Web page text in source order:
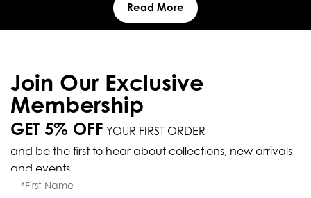
Read More
Join Our Exclusive
Membership
GET 5% OFF YOUR FIRST ORDER
and be the first to hear about collections, new arrivals
and events.